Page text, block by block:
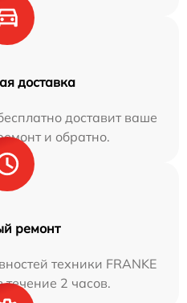
доставка
доставит ваше
и обратно.
ремонт
техники FRANKE
2 часов.